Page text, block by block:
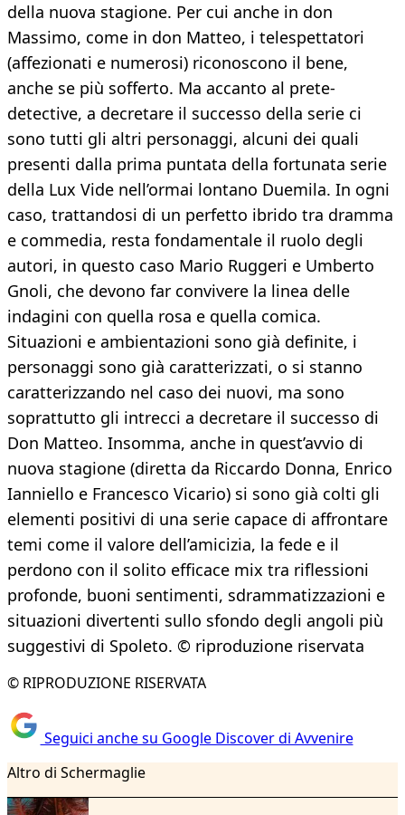
della nuova stagione. Per cui anche in don
Massimo, come in don Matteo, i telespettatori
(affezionati e numerosi) riconoscono il bene,
anche se più sofferto. Ma accanto al prete-
detective, a decretare il successo della serie ci
sono tutti gli altri personaggi, alcuni dei quali
presenti dalla prima puntata della fortunata serie
della Lux Vide nell’ormai lontano Duemila. In ogni
caso, trattandosi di un perfetto ibrido tra dramma
e commedia, resta fondamentale il ruolo degli
autori, in questo caso Mario Ruggeri e Umberto
Gnoli, che devono far convivere la linea delle
indagini con quella rosa e quella comica.
Situazioni e ambientazioni sono già definite, i
personaggi sono già caratterizzati, o si stanno
caratterizzando nel caso dei nuovi, ma sono
soprattutto gli intrecci a decretare il successo di
Don Matteo. Insomma, anche in quest’avvio di
nuova stagione (diretta da Riccardo Donna, Enrico
Ianniello e Francesco Vicario) si sono già colti gli
elementi positivi di una serie capace di affrontare
temi come il valore dell’amicizia, la fede e il
perdono con il solito efficace mix tra riflessioni
profonde, buoni sentimenti, sdrammatizzazioni e
situazioni divertenti sullo sfondo degli angoli più
suggestivi di Spoleto. © riproduzione riservata
© RIPRODUZIONE RISERVATA
Seguici anche su Google Discover di Avvenire
Altro di Schermaglie